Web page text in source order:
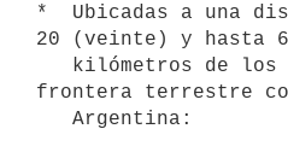
*  Ubicadas a una
20 (veinte) y hasta
frontera terrestre